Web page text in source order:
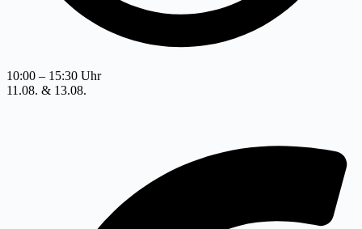
10:00 – 15:30 Uhr
11.08. & 13.08.